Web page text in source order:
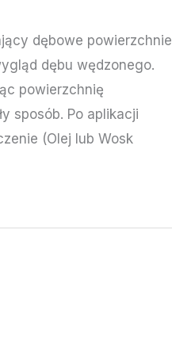
dębowe powierzchnie
dębu wędzonego.
powierzchnię
sposób. Po aplikacji
(Olej lub Wosk